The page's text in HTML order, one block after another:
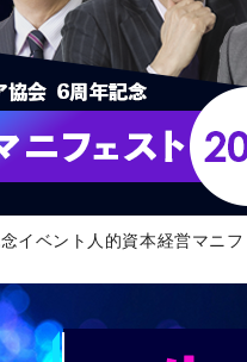
イベント人的資本経営マニフ